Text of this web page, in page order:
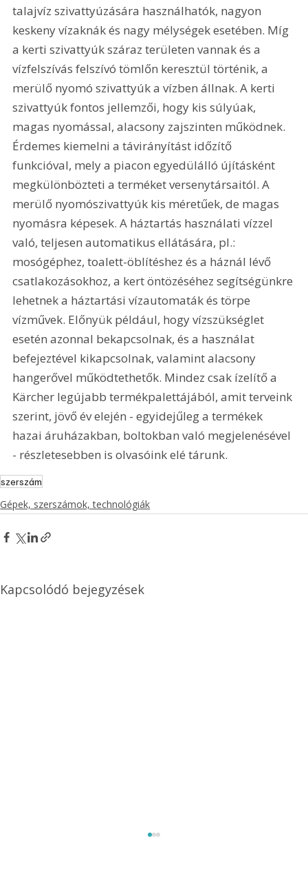
talajvíz szivattyúzására használhatók, nagyon
keskeny vízaknák és nagy mélységek esetében. Míg
a kerti szivattyúk száraz területen vannak és a
vízfelszívás felszívó tömlőn keresztül történik, a
merülő nyomó szivattyúk a vízben állnak. A kerti
szivattyúk fontos jellemzői, hogy kis súlyúak,
magas nyomással, alacsony zajszinten működnek.
Érdemes kiemelni a távirányítást időzítő
funkcióval, mely a piacon egyedülálló újításként
megkülönbözteti a terméket versenytársaitól. A
merülő nyomószivattyúk kis méretűek, de magas
nyomásra képesek. A háztartás használati vízzel
való, teljesen automatikus ellátására, pl.:
mosógéphez, toalett-öblítéshez és a háznál lévő
csatlakozásokhoz, a kert öntözéséhez segítségünkre
lehetnek a háztartási vízautomaták és törpe
vízművek. Előnyük például, hogy vízszükséglet
esetén azonnal bekapcsolnak, és a használat
befejeztével kikapcsolnak, valamint alacsony
hangerővel működtethetők. Mindez csak ízelítő a
Kärcher legújabb termékpalettájából, amit terveink
szerint, jövő év elején - egyidejűleg a termékek
hazai áruházakban, boltokban való megjelenésével
- részletesebben is olvasóink elé tárunk.
szerszám
Gépek, szerszámok, technológiák
Kapcsolódó bejegyzések